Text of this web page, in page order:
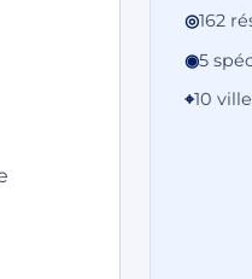
◎162
◉5
⌖10